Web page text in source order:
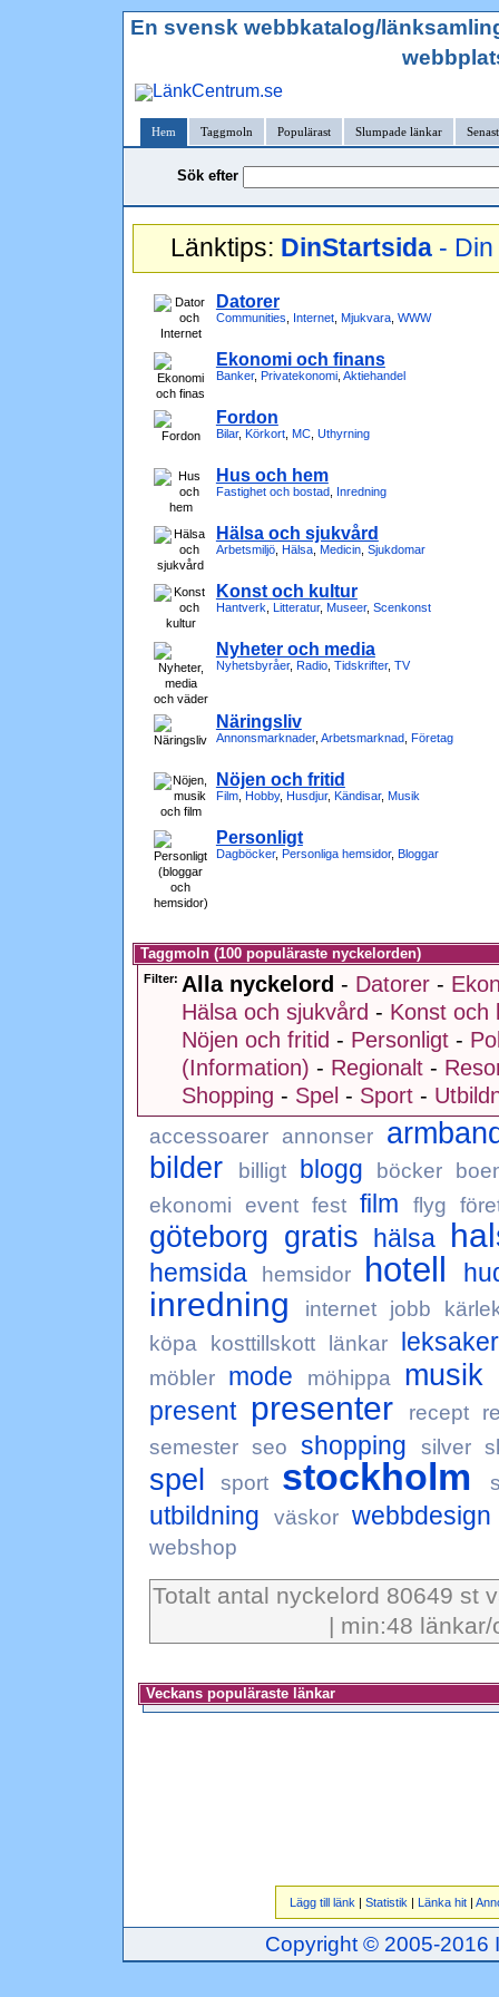
En svensk webbkatalog/
Hem Taggmoln Populärast Slumpade länkar
Sök efter
Länktips: DinStartsida -
Datorer
Communities Internet, Mjukvara, WWW
Ekonomi och finans
Banker, Privatekonomi, Aktiehandel
Fordon
Bilar, Körkort, MC, Uthyrning
Hus och hem
Fastighet och bostad, Inredning
Hälsa och sjukvård
Arbetsmiljö, Hälsa, Medicin, Sjukdomar
Konst och kultur
Hantverk Litteratur, Museer, Scenkonst
Nyheter och media
Nyhetsbyråer, Radio, Tidskrifter, TV
Näringsliv
Annonsmarknader, Arbetsmarknad, Företag
Nöjen och fritid
Film, Hobby, Husdjur, Kändisar, Musik
Personligt
Dagböcker, Personliga hemsidor, Bloggar
Taggmoln (100 populäraste nyckelorden)
Filter: Alla nyckelord - Datorer -
Hälsa och sjukvård - Konst och
Nöjen och fritid - Personligt -
(Information) - Regionalt -
Shopping - Spel - Sport -
accessoarer annonser
bilder
billigt blogg böcker
ekonomi
event fest film flyg
göteborg gratis hälsa
hemsida hemsidor hotell
inredning internet jobb
köpa
kosttillskott länkar leksaker
möbler mode möhippa musik
present presenter recept
semester seo shopping silver
spel sport stockholm
utbildning väskor webbdesign
webshop
Totalt antal nyckelord 80649 st
| min:48
Veckans populäraste länkar
Lägg till länk | Statistik | Länka hit|
Copyright © 2005-2016